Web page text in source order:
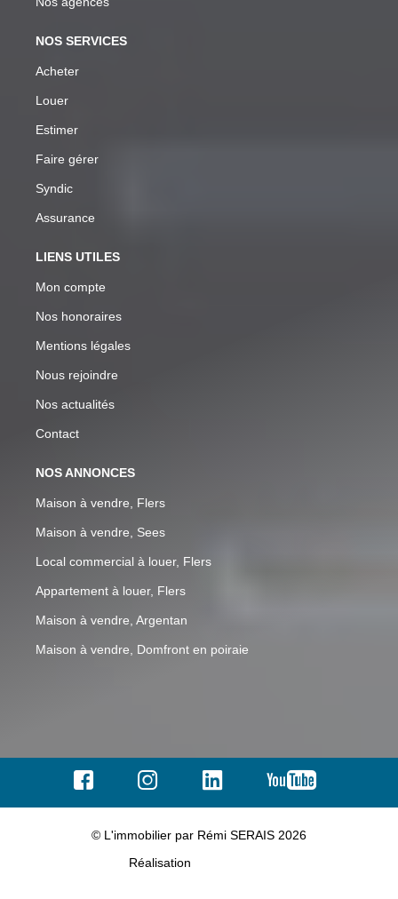
NOS SERVICES
Acheter
Louer
Estimer
Faire gérer
Syndic
Assurance
LIENS UTILES
Mon compte
Nos honoraires
Mentions légales
Nous rejoindre
Nos actualités
Contact
NOS ANNONCES
Maison à vendre, Flers
Maison à vendre, Sees
Local commercial à louer, Flers
Appartement à louer, Flers
Maison à vendre, Argentan
Maison à vendre, Domfront en poiraie
© L'immobilier par Rémi SERAIS 2026
Réalisation